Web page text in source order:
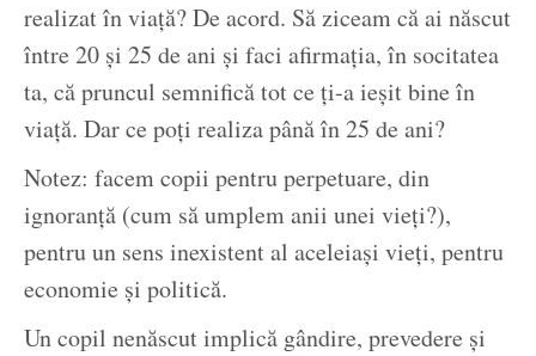
realizat în viață? De acord. Să ziceam că ai născut
între 20 și 25 de ani și faci afirmația, în socitatea
ta, că pruncul semnifică tot ce ți-a ieșit bine în
viață. Dar ce poți realiza până în 25 de ani?
Notez: facem copii pentru perpetuare, din
ignoranță (cum să umplem anii unei vieți?),
pentru un sens inexistent al aceleiași vieți, pentru
economie și politică.
Un copil nenăscut implică gândire, prevedere și